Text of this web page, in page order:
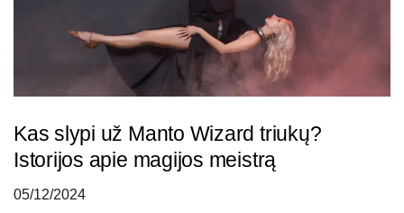
Kas slypi už Manto Wizard triukų?
Istorijos apie magijos meistrą
05/12/2024